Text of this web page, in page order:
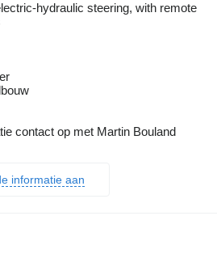
hydraulic steering, with remote
contact op met Martin Bouland
informatie aan